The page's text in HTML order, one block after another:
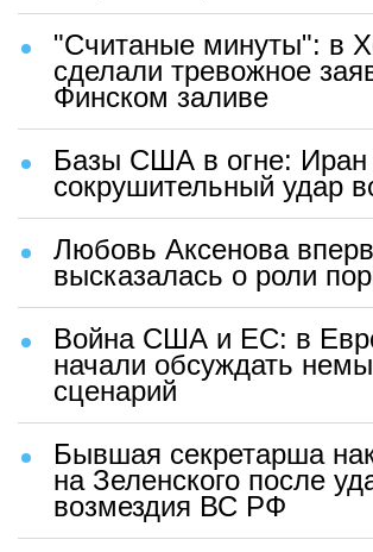
"Считаные минуты": в
сделали тревожное
Финском заливе
Базы США в огне: Иран
сокрушительный удар
Любовь Аксенова
высказалась о роли
Война США и ЕС: в
начали обсуждать
сценарий
Бывшая секретарша
на Зеленского после
возмездия ВС РФ